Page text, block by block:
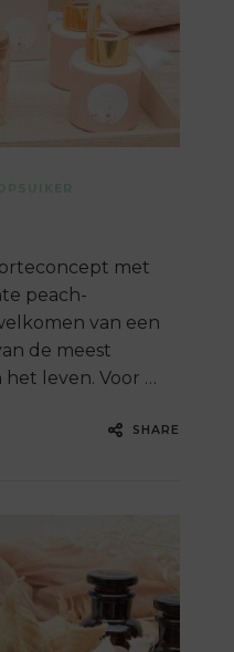
met
peach-
van een
de meest
leven. Voor …
SHARE